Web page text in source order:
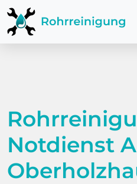
Notdienst